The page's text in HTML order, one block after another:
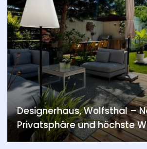
Designerhaus, Wolfsthal –
Privatsphäre und höchste